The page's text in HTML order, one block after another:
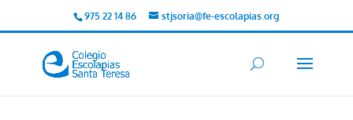
975 22 14 86 stjsoria@fe-escolapias.org